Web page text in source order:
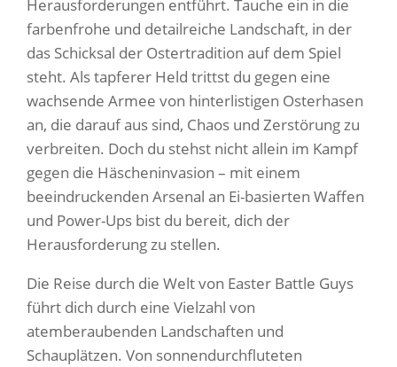
Herausforderungen entführt. Tauche ein in die
farbenfrohe und detailreiche Landschaft, in der
das Schicksal der Ostertradition auf dem Spiel
steht. Als tapferer Held trittst du gegen eine
wachsende Armee von hinterlistigen Osterhasen
an, die darauf aus sind, Chaos und Zerstörung zu
verbreiten. Doch du stehst nicht allein im Kampf
gegen die Häscheninvasion – mit einem
beeindruckenden Arsenal an Ei-basierten Waffen
und Power-Ups bist du bereit, dich der
Herausforderung zu stellen.
Die Reise durch die Welt von Easter Battle Guys
führt dich durch eine Vielzahl von
atemberaubenden Landschaften und
Schauplätzen. Von sonnendurchfluteten